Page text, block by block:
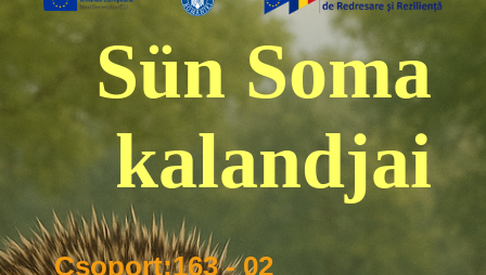
Sün Soma
kalandjai
Csoport:163 - 02